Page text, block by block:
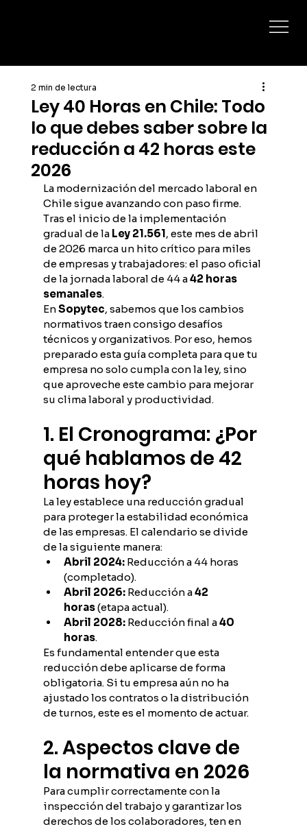
Ley 40 Horas en Chile: Todo
lo que debes saber sobre la
reducción a 42 horas este
2026
2 min de lectura
La modernización del mercado laboral en
Chile sigue avanzando con paso firme.
Tras el inicio de la implementación
gradual de la Ley 21.561, este mes de abril
de 2026 marca un hito crítico para miles
de empresas y trabajadores: el paso oficial
de la jornada laboral de 44 a 42 horas
semanales.
En Sopytec, sabemos que los cambios
normativos traen consigo desafíos
técnicos y organizativos. Por eso, hemos
preparado esta guía completa para que tu
empresa no solo cumpla con la ley, sino
que aproveche este cambio para mejorar
su clima laboral y productividad.
1. El Cronograma: ¿Por
qué hablamos de 42
horas hoy?
La ley establece una reducción gradual
para proteger la estabilidad económica
de las empresas. El calendario se divide
de la siguiente manera:
Abril 2024: Reducción a 44 horas
(completado).
Abril 2026: Reducción a 42
horas (etapa actual).
Abril 2028: Reducción final a 40
horas.
Es fundamental entender que esta
reducción debe aplicarse de forma
obligatoria. Si tu empresa aún no ha
ajustado los contratos o la distribución
de turnos, este es el momento de actuar.
2. Aspectos clave de
la normativa en 2026
Para cumplir correctamente con la
inspección del trabajo y garantizar los
derechos de los colaboradores, ten en